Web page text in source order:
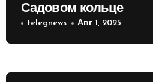
Садовом кольце
telegnews Авг 1, 2025